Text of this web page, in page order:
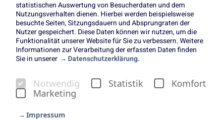
statistischen Auswertung von Besucherdaten und dem
Nutzungsverhalten dienen. Hierbei werden beispielsweise
besuchte Seiten, Sitzungsdauern und Absprungraten der
Nutzer gespeichert. Diese Daten können wir nutzen, um die
Funktionalität unserer Website für Sie zu verbessern. Weitere
Informationen zur Verarbeitung der erfassten Daten finden
Sie in unserer
Datenschutzerklärung.
Notwendig Statistik
Komfort
Marketing
Impressum
Unser Partner "Einfach Hausgemacht" hat einen leckeren
Glasnudelsalat mit Aprikosen kreiert - perfekt auch zum
Grillen.